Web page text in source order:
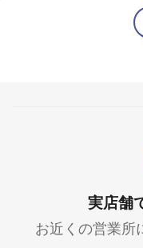
実店舗
お近くの営業所